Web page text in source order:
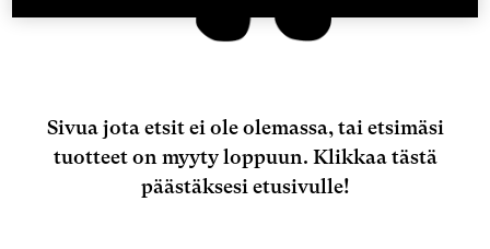
Sivua jota etsit ei ole olemassa, tai etsimäsi
tuotteet on myyty loppuun. Klikkaa tästä
päästäksesi etusivulle!